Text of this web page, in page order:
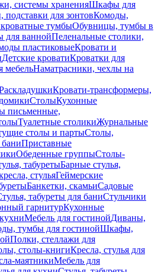
системы храненияШкафы для
подставки для зонтовКомоды,
тумбыОбувницы, тумбы в
для ваннойПеленальные столики,
пластиковыеКровати и
Детские кроватиКроватки для
мебельНаматрасники, чехлы на
Кровати-трансформеры,
СтолыКухонные
письменные,
Туалетные столикиЖурнальные
столы и партыСтолы,
Приставные
Обеденные группыСтолы-
табуретыБарные стулья,
стульяГеймерские
Банкетки, скамьиСадовые
табуреты для баниСтульчики
гарнитурКухонные
Мебель для гостинойДиваны,
тумбы для гостинойШкафы,
Полки, стеллажи для
столы-книгиКресла, стулья для
маятникиМебель для